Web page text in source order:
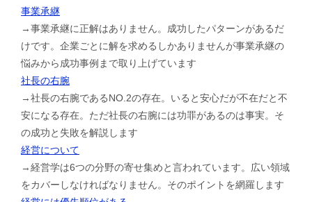
事業承継
→事業承継に正解はありません。成功したパターンがあるだ
けです。企業ごとに解を求めるしかありませんが事業承継の
悩みから成功事例まで取り上げています
社長の右腕
→社長の右腕であるNO.2の存在。いると安心だが不在だと不
安になる存在。ただ社長の右腕には功罪があるのは事実。そ
の成功と失敗を解説します
経営について
→経営学は6つの分野の寄せ集めと言われています。広い領域
をカバーしなければなりません。そのポイントを網羅します